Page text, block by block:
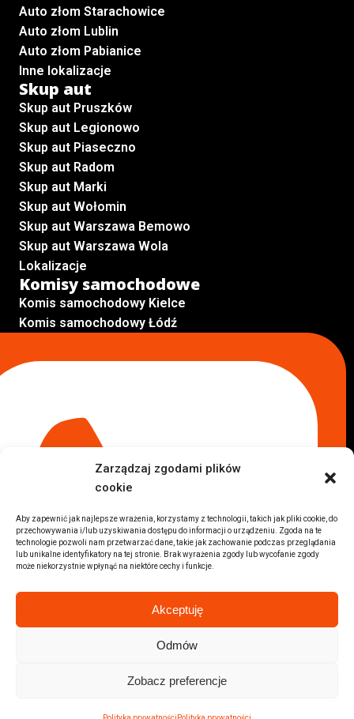
Zarządzaj zgodami plików
cookie
Aby zapewnić jak najlepsze wrażenia, korzystamy z technologii, takich jak pliki cookie, do
przechowywania i/lub uzyskiwania dostępu do informacji o urządzeniu. Zgoda na te
technologie pozwoli nam przetwarzać dane, takie jak zachowanie podczas przeglądania
lub unikalne identyfikatory na tej stronie. Brak wyrażenia zgody lub wycofanie zgody
może niekorzystnie wpłynąć na niektóre cechy i funkcje.
Akceptuję
Odmów
Zobacz preferencje
Auto złom Starachowice
Auto złom Lublin
Auto złom Pabianice
Inne lokalizacje
Skup aut
Skup aut Pruszków
Skup aut Legionowo
Skup aut Piaseczno
Skup aut Radom
Skup aut Marki
Skup aut Wołomin
Skup aut Warszawa Bemowo
Skup aut Warszawa Wola
Lokalizacje
Komisy samochodowe
Komis samochodowy Kielce
Komis samochodowy Łódź
Komis samochodowy Radom
Komis samochodowy Lublin
Komis samochodowy Sochaczew
Inne Lokalizacje
Auta z USA Rzeszów
Auta z USA Białystok
Auta z USA Kraków
Marki samochodów
Sprzedam BMW
Wszystkie marki samochodów